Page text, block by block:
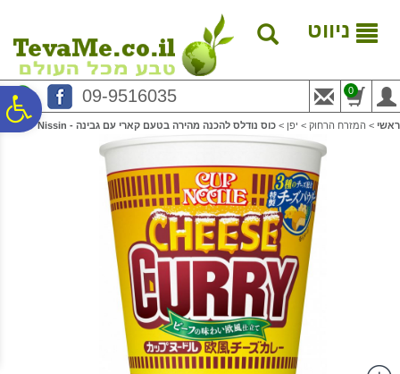
נגישות
המרכזי
ניווט
09-9516035 0
ראשי > המזרח הרחוק > יפן > כוס נודלס להכנה מהירה בטעם קארי עם גבינה - Nissin